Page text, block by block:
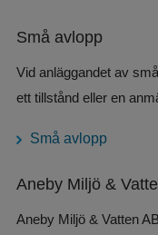
Små avlopp
Vid anläggandet av
ett tillstånd eller en
Små avlopp
Aneby Miljö &
Aneby Miljö & Vatten